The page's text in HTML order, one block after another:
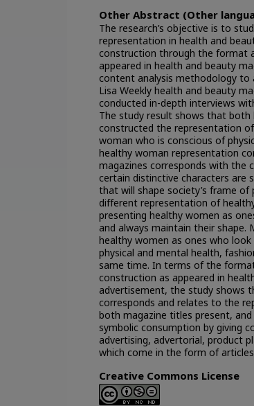
Other Abstract (Other
The research’s objective is to
representation in health and
construction through the format
appeared in health and beauty
content analysis methodology to
Lisa Weekly health and beauty
conducted in-depth interviews
The study result shows that both
constructed the representation
woman who is conscious of
healthy woman representation
magazines corresponds with the
certain distinctive characters are
that will shape society’s frame
different representation of
presenting healthy women as
and always maintain their shape.
healthy women as ones who
physical and mental health,
same time. In terms of the
construction as appeared in
advertisement, the study shows
corresponds and relates to the
both magazine titles present,
symbolic consumption by giving
advertising, advertorial, product
which come in the form of
Creative Commons License